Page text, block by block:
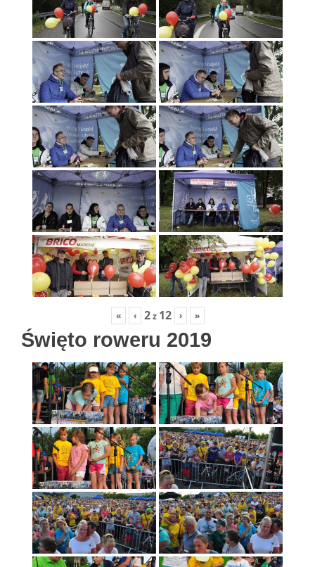
« ‹ 2z 12 › »
Święto roweru 2019